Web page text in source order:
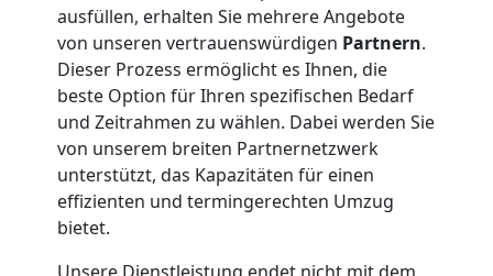
ausfüllen, erhalten Sie mehrere Angebote
von unseren vertrauenswürdigen Partnern.
Dieser Prozess ermöglicht es Ihnen, die
beste Option für Ihren spezifischen Bedarf
und Zeitrahmen zu wählen. Dabei werden Sie
von unserem breiten Partnernetzwerk
unterstützt, das Kapazitäten für einen
effizienten und termingerechten Umzug
bietet.
Unsere Dienstleistung endet nicht mit dem
Feldkirch
Privatumzug
Feldkirch
Tresortransport